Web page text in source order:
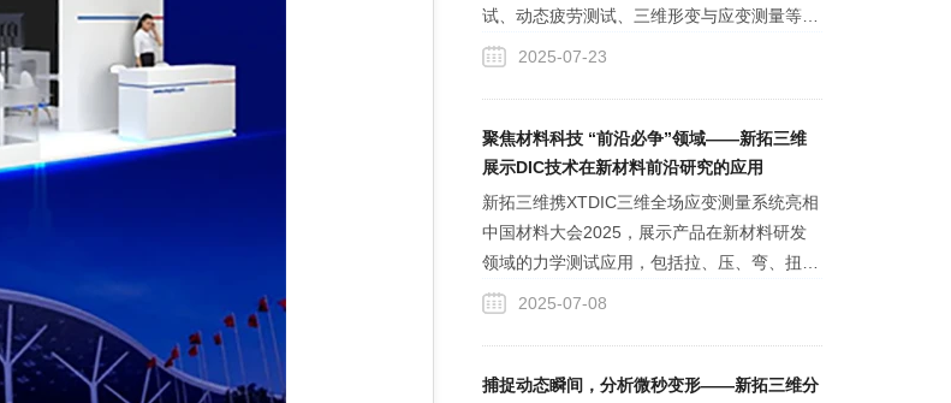
试、动态疲劳测试、三维形变与应变测量等领
域的应用，DIC技术为科研人员进行各类材料
2025-07-23
聚焦材料科技 “前沿必争”领域——新拓三维
展示DIC技术在新材料前沿研究的应用
新拓三维携XTDIC三维全场应变测量系统亮相
中国材料大会2025，展示产品在新材料研发
领域的力学测试应用，包括拉、压、弯、扭、
剪切实验等，支持静态、准静态、动态应变、
的测试等，支持各类试验机连接模块，适应不
同实验需求。
2025-07-08
捕捉动态瞬间，分析微秒变形——新拓三维分